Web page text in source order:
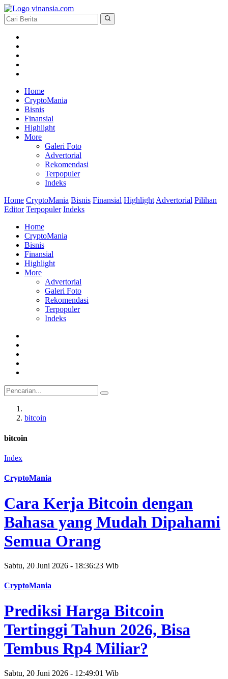
Home
CryptoMania
Bisnis
Finansial
Highlight
More
Galeri Foto
Advertorial
Rekomendasi
Terpopuler
Indeks
Home CryptoMania Bisnis Finansial Highlight Advertorial Pilihan
Editor Terpopuler Indeks
Home
CryptoMania
Bisnis
Finansial
Highlight
More
Advertorial
Galeri Foto
Rekomendasi
Terpopuler
Indeks
bitcoin
bitcoin
Index
CryptoMania
Cara Kerja Bitcoin dengan
Bahasa yang Mudah Dipahami
Semua Orang
Sabtu, 20 Juni 2026 - 18:36:23 Wib
CryptoMania
Prediksi Harga Bitcoin
Tertinggi Tahun 2026, Bisa
Tembus Rp4 Miliar?
Sabtu, 20 Juni 2026 - 12:49:01 Wib